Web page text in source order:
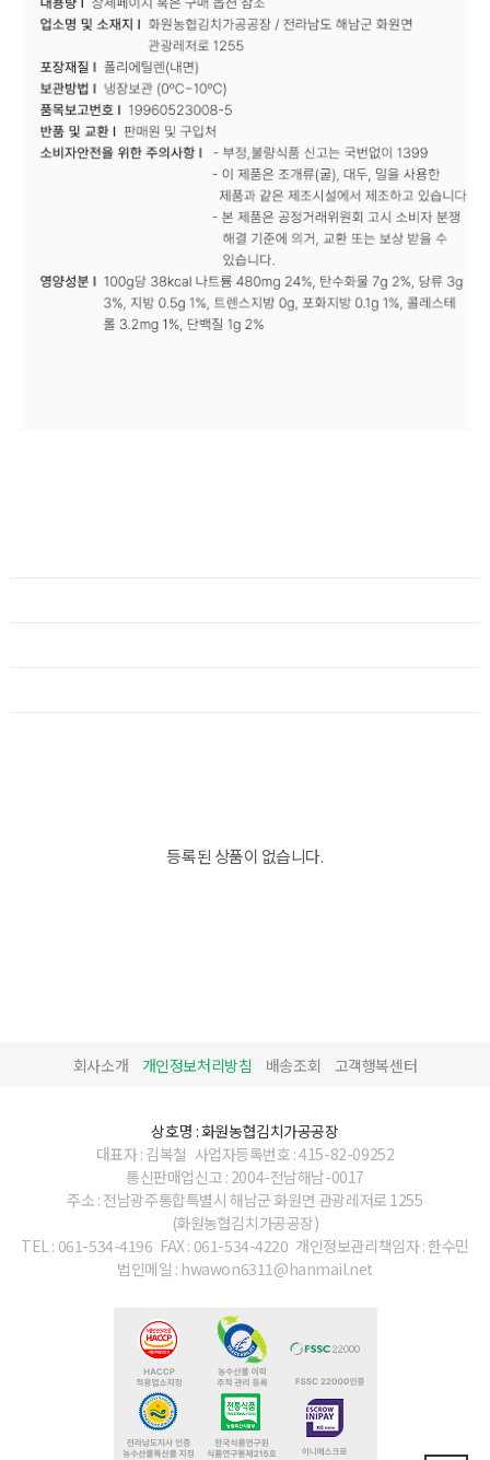
등록된 상품이 없습니다.
회사소개 개인정보처리방침 배송조회 고객행복센터
상호명 : 화원농협김치가공공장
대표자 : 김복철 사업자등록번호 : 415-82-09252
통신판매업신고 : 2004-전남해남-0017
주소 : 전남광주통합특별시 해남군 화원면 관광레저로 1255
(화원농협김치가공공장)
TEL : 061-534-4196 FAX : 061-534-4220 개인정보관리책임자 : 한수민
법인메일 : hwawon6311@hanmail.net